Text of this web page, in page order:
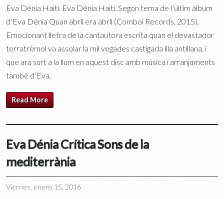
Eva Dénia Haití. Eva Dénia Haití. Segon tema de l’últim àlbum
d’Eva Dénia Quan abril era abril (Comboi Records, 2015).
Emocionant lletra de la cantautora escrita quan el devastador
terratrèmol va assolar la mil vegades castigada illa antillana, i
que ara surt a la llum en aquest disc amb música i arranjaments
també d’Eva.
Read More
Eva Dénia Crítica Sons de la
mediterrània
Viernes, enero 15, 2016